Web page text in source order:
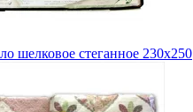
шелковое стеганное 230х250